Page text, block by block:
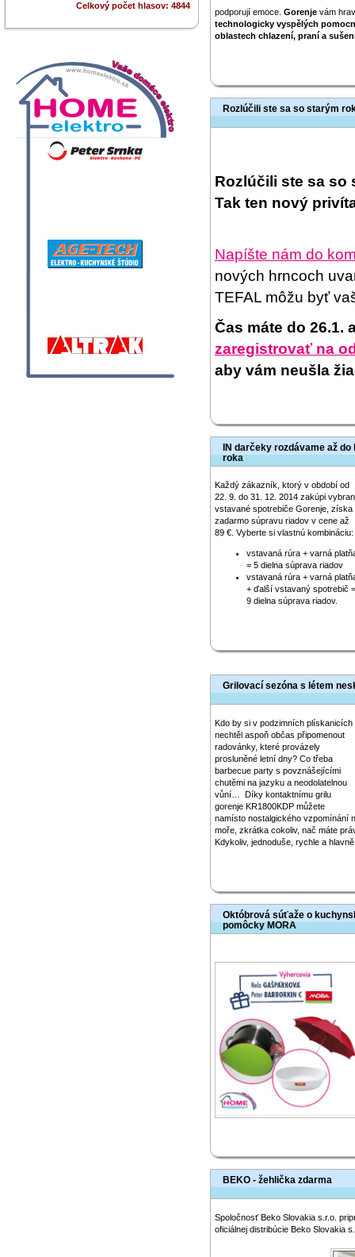
Celkový počet hlasov: 4844
podporují emoce. Gorenje vám
technologicky vyspělých
oblastech chlazení, praní a
Rozlúčili ste sa so starým
Rozlúčili ste sa so
Tak ten nový
Napíšte nám do
nových hrncoch
TEFAL môžu byť
Čas máte do 26.1.
zaregistrovať na
aby vám neušla
IN darčeky rozdávame až do
roka
Každý zákazník, ktorý v období od
22. 9. do 31. 12. 2014 zakúpi
vstavané spotrebiče Gorenje, získa
zadarmo súpravu riadov v cene až
89 €. Vyberte si vlastnú kombináciu:
vstavaná rúra + varná
= 5 dielna súprava riadov
vstavaná rúra + varná
+ ďalší vstavaný spotrebič =
9 dielna súprava riadov.
Grilovací sezóna s létem
Kdo by si v podzimních plískanicích
nechtěl aspoň občas připomenout
radovánky, které provázely
prosluněné letní dny? Co třeba
barbecue party s povznášejícími
chutěmi na jazyku a neodolatelnou
vůní… Díky kontaktnímu grilu
gorenje KR1800KDP můžete
namísto nostalgického vzpomínání
moře, zkrátka cokoliv, nač máte
Kdykoliv, jednoduše, rychle a
Októbrová súťaže o
pomôcky MORA
BEKO - žehlička zdarma
Spoločnosť Beko Slovakia s.r.o.
oficiálnej distribúcie Beko Slovakia